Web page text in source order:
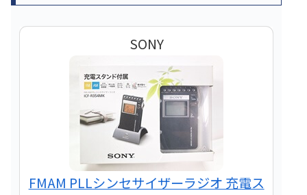
SONY
FMAM PLLシンセサイザーラジオ 充電ス